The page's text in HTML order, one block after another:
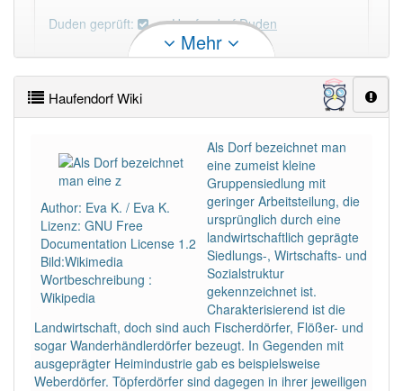
Duden geprüft: Haufendorf Duden
PowerIndex:2
Häufigkeit: 2 von 10
Wörter mit Endung -haufendorf: 1
Wörter mit Endung -haufendorfaber mit einem
anderen Artikeldas
85% unserer Spielapp-Nutzer haben den Artikel
korrekt erraten.
Mehr
Haufendorf Wiki
Author: Eva K. / Eva K.
Lizenz: GNU Free
Documentation License 1.2
Bild:Wikimedia
Wortbeschreibung :
Wikipedia
Als Dorf bezeichnet man
eine zumeist kleine
Gruppensiedlung mit
geringer Arbeitsteilung, die
ursprünglich durch eine
landwirtschaftlich geprägte
Siedlungs-, Wirtschafts- und
Sozialstruktur
gekennzeichnet ist.
Charakterisierend ist die
Landwirtschaft, doch sind auch Fischerdörfer, Flößer- und
sogar Wanderhändlerdörfer bezeugt. In Gegenden mit
ausgeprägter Heimindustrie gab es beispielsweise
Weberdörfer. Töpferdörfer sind dagegen in ihrer jeweiligen